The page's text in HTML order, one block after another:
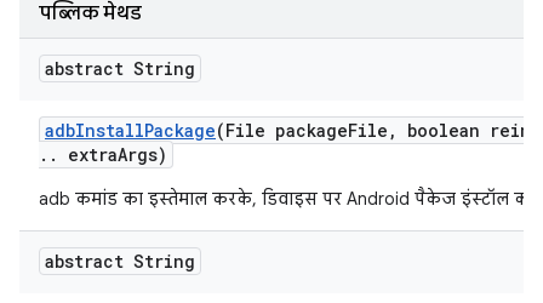
पब्लिक मेथड
abstract String
adbInstallPackage(File packageFile ,
boolean
. . extraArgs)
adb कमांड का इस्तेमाल करके, डिवाइस पर Android पैकेज इंस्टॉल करें.
abstract String